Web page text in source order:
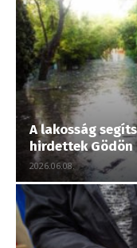
A lakosság
hirdettek Gödön
2026.06.08.